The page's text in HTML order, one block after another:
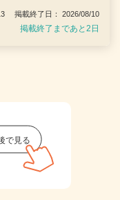
掲載終了日： 2026/08/10
掲載終了まであと2日